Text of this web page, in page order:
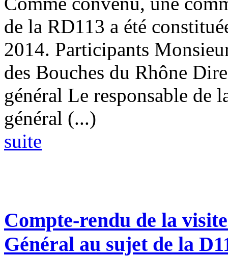
de la RD113 a été
2014. Participants
des Bouches du Rhône
général Le responsable de
général (...)
suite
Compte-rendu de la
Général au sujet de la